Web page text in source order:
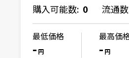
購入可能数: 0 流通
最低価格
- 円
最高価
- 円